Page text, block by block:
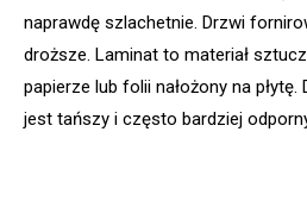
naprawdę szlachetnie. Drzwi
droższe. Laminat to materiał
papierze lub folii nałożony na
jest tańszy i często bardziej